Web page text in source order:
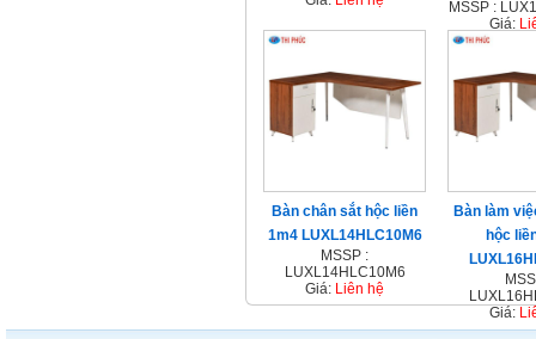
MSSP :
Giá:
Bàn chân sắt hộc liền
1m4 LUXL14HLC10M6
MSSP :
LUXL14HLC10M6
Giá: Liên hệ
Bàn làm
hộc
Giá: